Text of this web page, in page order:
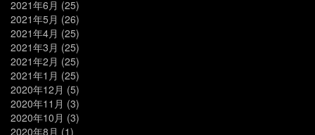
2021年6月 (25)
2021年5月 (26)
2021年4月 (25)
2021年3月 (25)
2021年2月 (25)
2021年1月 (25)
2020年12月 (5)
2020年11月 (3)
2020年10月 (3)
2020年8月 (1)